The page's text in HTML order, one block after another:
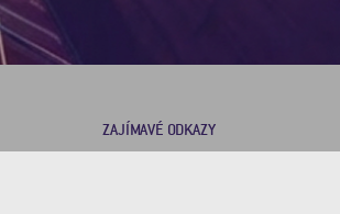
ZAJÍMAVÉ ODKAZY